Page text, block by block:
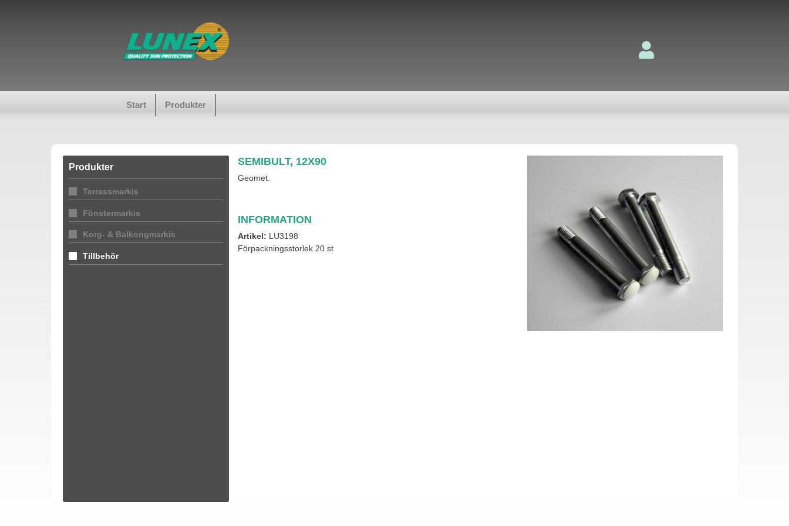
Start Produkter
Produkter
Terrassmarkis
Fönstermarkis
Korg- & Balkongmarkis
Tillbehör
SEMIBULT, 12X90
Geomet.
INFORMATION
Artikel: LU3198
Förpackningsstorlek 20 st